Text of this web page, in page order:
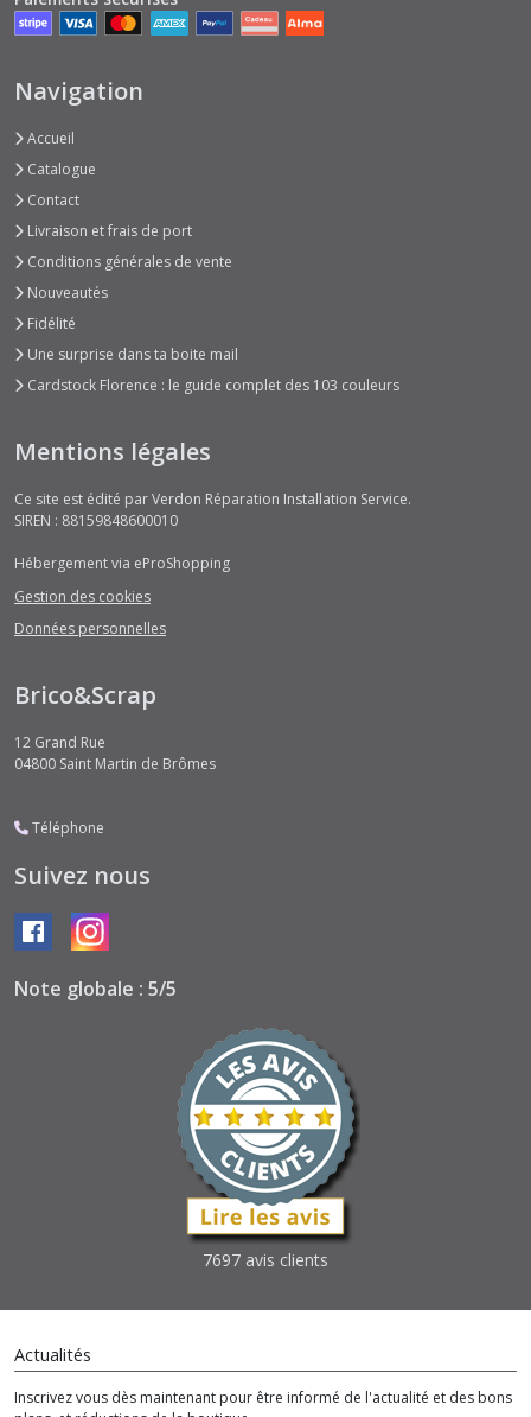
Navigation
Accueil
Catalogue
Contact
Livraison et frais de port
Conditions générales de vente
Nouveautés
Fidélité
Une surprise dans ta boite mail
Cardstock Florence : le guide complet des 103 couleurs
Mentions légales
Ce site est édité par Verdon Réparation Installation Service.
SIREN : 88159848600010
Hébergement via eProShopping
Gestion des cookies
Données personnelles
Brico&Scrap
12 Grand Rue
04800 Saint Martin de Brômes
Téléphone
Suivez nous
Note globale : 5/5
7697 avis clients
Actualités
Inscrivez vous dès maintenant pour être informé de l'actualité et des bons